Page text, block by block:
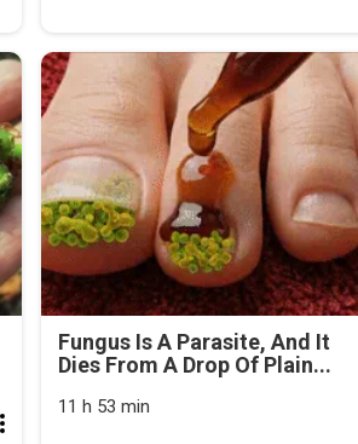
Fungus Is A Parasite, And It
Dies From A Drop Of Plain...
11 h 53 min